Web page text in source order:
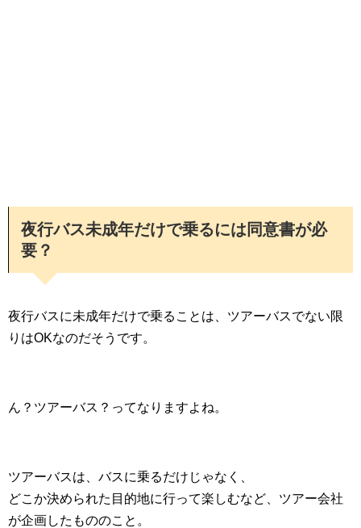
夜行バス未成年だけで乗るには同意書が必
要？
夜行バスに未成年だけで乗ることは、ツアーバスでない限
りはOKなのだそうです。
ん？ツアーバス？ってなりますよね。
ツアーバスは、バスに乗るだけじゃなく、
どこか決められた目的地に行って楽しむなど、ツアー会社
が企画したもののこと。